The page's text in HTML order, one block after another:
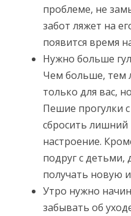
проблеме, не
забот ляжет на
появится время
Нужно больше
Чем больше, тем
только для вас,
Пешие прогулки
сбросить лишний
настроение.
подруг с детьми,
получать новую
Утро нужно
забывать об